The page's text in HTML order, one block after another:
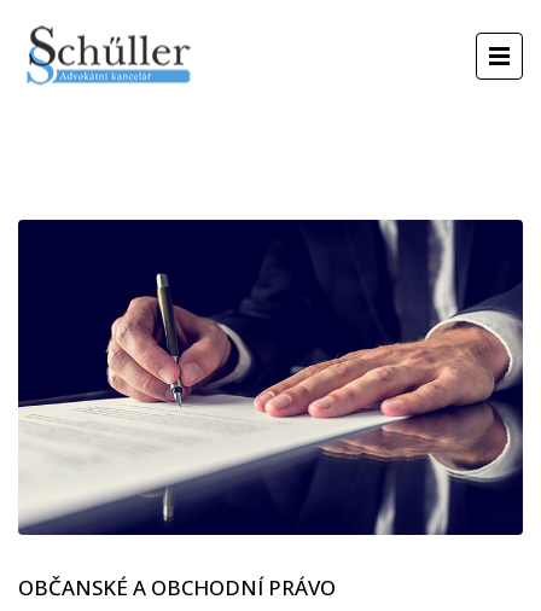
OBČANSKÉ A OBCHODNÍ PRÁVO